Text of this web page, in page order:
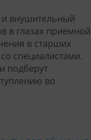
и внушительный
в глазах приемной
в старших
специалистами.
подберут
во